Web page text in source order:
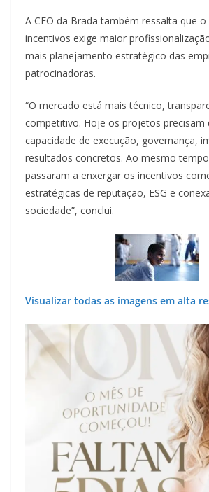
A CEO da Brada também ressalta que
incentivos exige maior
mais planejamento estratégico das
patrocinadoras.
“O mercado está mais técnico,
competitivo. Hoje os projetos precisam
capacidade de execução, governança,
resultados concretos. Ao mesmo
passaram a enxergar os incentivos
estratégicas de reputação, ESG e
sociedade”, conclui.
Visualizar todas as imagens em alta